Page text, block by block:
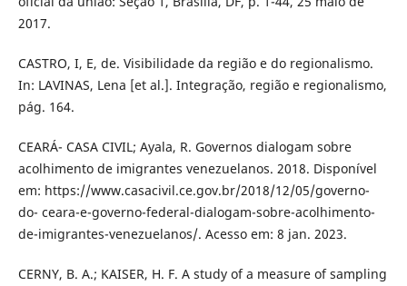
2017.
CASTRO, I, E, de. Visibilidade da região e do regionalismo.
In: LAVINAS, Lena [et al.]. Integração, região e regionalismo,
pág. 164.
CEARÁ- CASA CIVIL; Ayala, R. Governos dialogam sobre
acolhimento de imigrantes venezuelanos. 2018. Disponível
em: https://www.casacivil.ce.gov.br/2018/12/05/governo-
do- ceara-e-governo-federal-dialogam-sobre-acolhimento-
de-imigrantes-venezuelanos/. Acesso em: 8 jan. 2023.
CERNY, B. A.; KAISER, H. F. A study of a measure of sampling